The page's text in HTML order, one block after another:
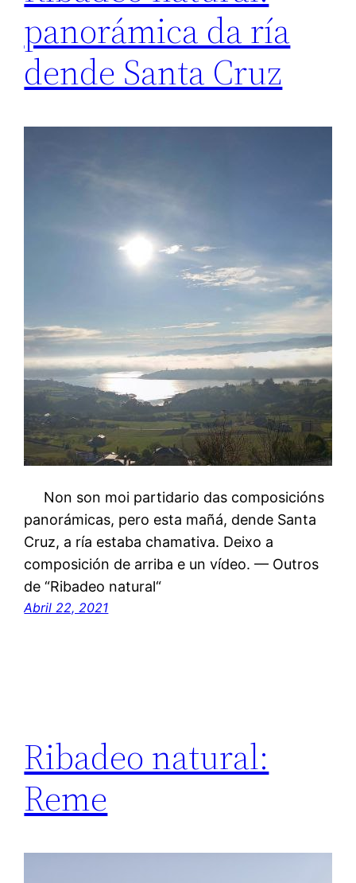
panorámica da ría
dende Santa Cruz
Non son moi partidario das composicións
panorámicas, pero esta mañá, dende Santa
Cruz, a ría estaba chamativa. Deixo a
composición de arriba e un vídeo. — Outros
de “Ribadeo natural“
Abril 22, 2021
Ribadeo natural:
Reme